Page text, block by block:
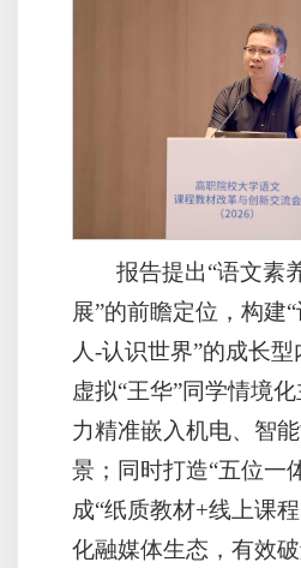
报告提出“语文素
展”的前瞻定位，构建
人-认识世界”的成长
虚拟“王华”同学情境
力精准嵌入机电、智
景；同时打造“五位一
成“纸质教材+线上课
化融媒体生态，有效